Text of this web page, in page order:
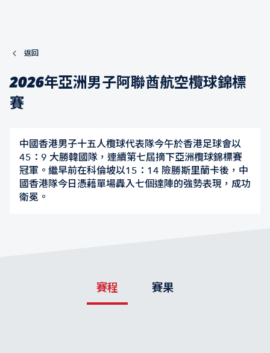
返回
2026年亞洲男子阿聯酋航空欖球錦標
賽
中國香港男子十五人欖球代表隊今午於香港足球會以
45：9 大勝韓國隊，連續第七屆摘下亞洲欖球錦標賽
冠軍。繼早前在科倫坡以15：14 險勝斯里蘭卡後，中
國香港隊今日憑藉單場轟入七個達陣的強勢表現，成功
衛冕。
賽程 賽果